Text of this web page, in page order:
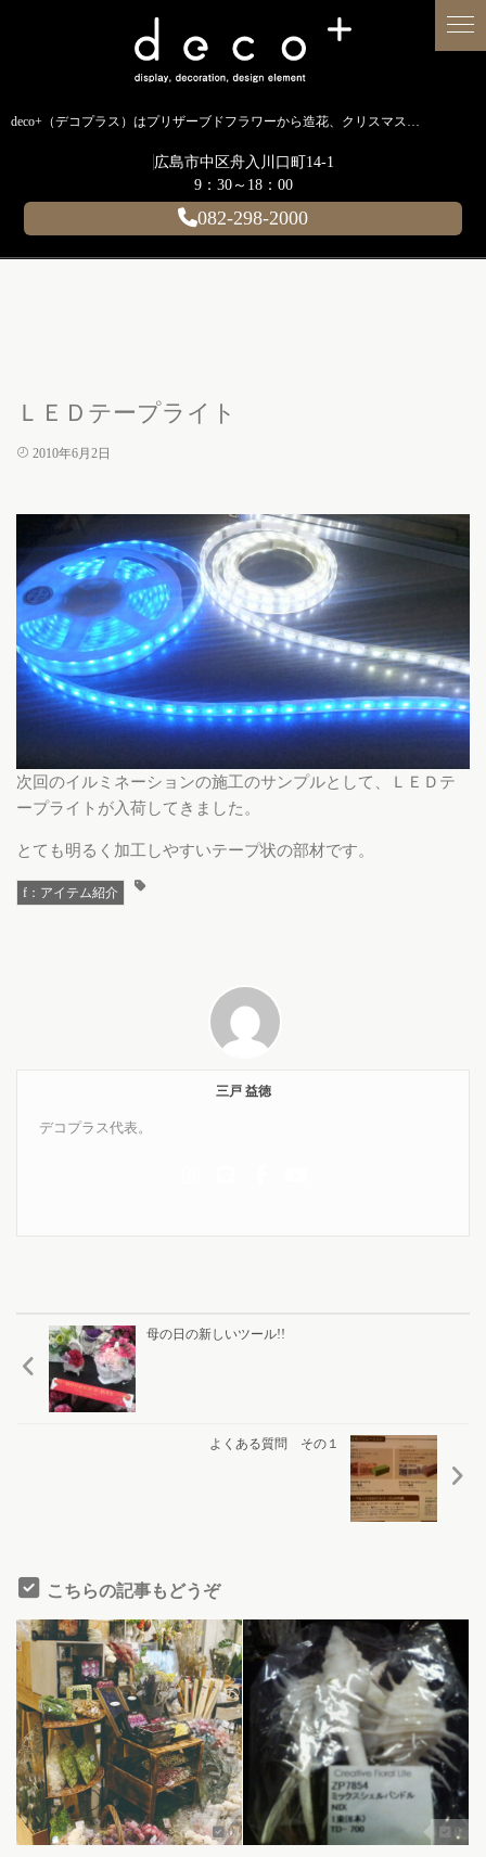
deco+（デコプラス）はプリザーブドフラワーから造花、クリスマス装飾、イルミネーションに至るまで扱う広島のディスプレイ専門ショップです。
広島市中区舟入川口町14-1
9：30～18：00
082-298-2000
ＬＥＤテープライト
2010年6月2日
次回のイルミネーションの施工のサンプルとして、ＬＥＤテ
ープライトが入荷してきました。
とても明るく加工しやすいテープ状の部材です。
f：アイテム紹介
三戸 益徳
デコプラス代表。
母の日の新しいツール!!
よくある質問 その１
こちらの記事もどうぞ
0 0